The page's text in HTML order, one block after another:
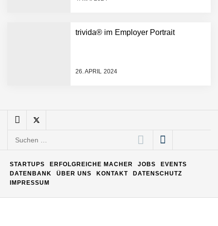
trivida® im Employer Portrait
26. APRIL 2024
Software – flexibel, offen,
ELOPRINT im Employer
Portrait
Suchen
STARTUPS ERFOLGREICHE MACHER JOBS
EVENTS
DATENBANK
ÜBER UNS KONTAKT
DATENSCHUTZ
IMPRESSUM